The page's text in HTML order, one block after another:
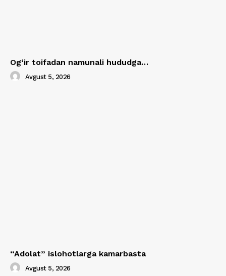
Og‘ir toifadan namunali hududga…
Avgust 5, 2026
“Adolat” islohotlarga kamarbasta
Avgust 5, 2026